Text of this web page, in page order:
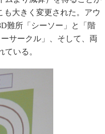
も大きく変更された。アウ
難所「シーソー」と「階
サークル」、そして、両
いる。